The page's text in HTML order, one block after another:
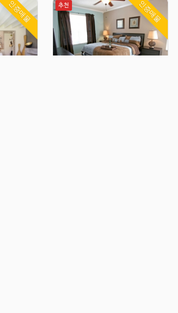
인증매물 인증매물
추천